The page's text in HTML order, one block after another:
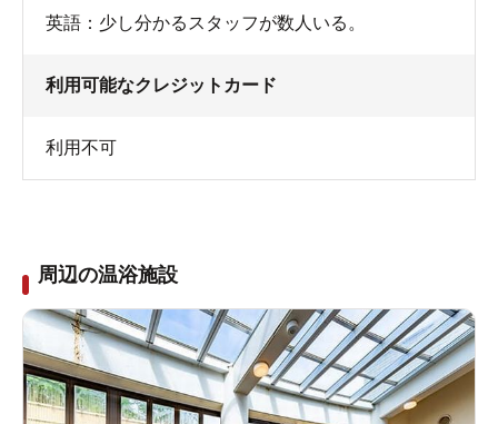
英語：少し分かるスタッフが数人いる。
利用可能なクレジットカード
利用不可
周辺の温浴施設